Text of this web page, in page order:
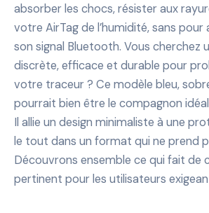
absorber les chocs, résister aux
votre AirTag de l’humidité, sans
son signal Bluetooth. Vous cherchez
discrète, efficace et durable pour
votre traceur ? Ce modèle bleu,
pourrait bien être le compagnon
Il allie un design minimaliste à une
le tout dans un format qui ne prend
Découvrons ensemble ce qui fait de
pertinent pour les utilisateurs